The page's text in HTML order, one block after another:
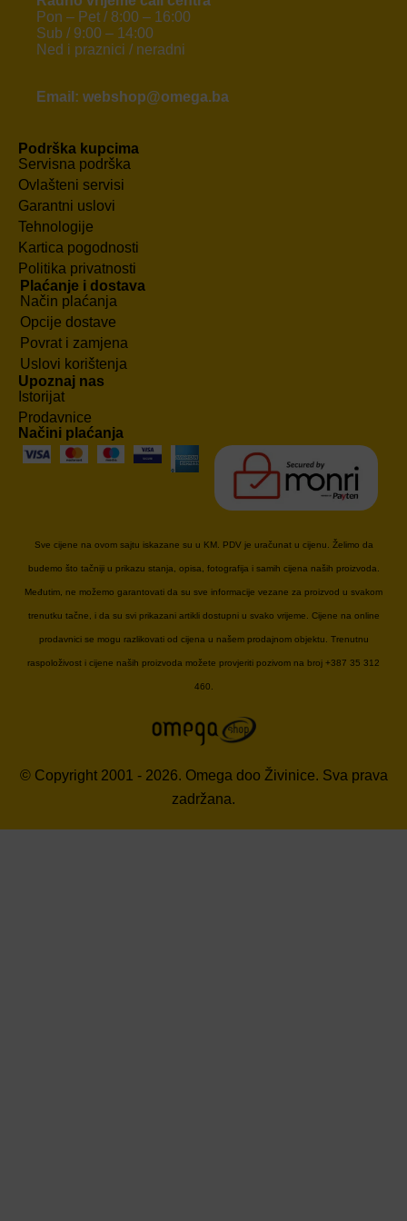
Pon – Pet / 8:00 – 16:00
Sub / 9:00 – 14:00
Ned i praznici / neradni
Email: webshop@omega.ba
Podrška kupcima
Servisna podrška
Ovlašteni servisi
Garantni uslovi
Tehnologije
Kartica pogodnosti
Politika privatnosti
Plaćanje i dostava
Način plaćanja
Opcije dostave
Povrat i zamjena
Uslovi korištenja
Upoznaj nas
Istorijat
Prodavnice
Načini plaćanja
Sve cijene na ovom sajtu iskazane su u KM. PDV je uračunat u cijenu. Želimo da
budemo što tačniji u prikazu stanja, opisa, fotografija i samih cijena naših proizvoda.
Međutim, ne možemo garantovati da su sve informacije vezane za proizvod u svakom
trenutku tačne, i da su svi prikazani artikli dostupni u svako vrijeme. Cijene na online
prodavnici se mogu razlikovati od cijena u našem prodajnom objektu. Trenutnu
raspoloživost i cijene naših proizvoda možete provjeriti pozivom na broj +387 35 312
460.
© Copyright 2001 - 2026. Omega doo Živinice. Sva prava
zadržana.